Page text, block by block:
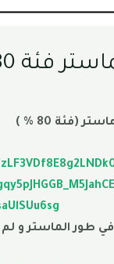
(فئة 80 % )